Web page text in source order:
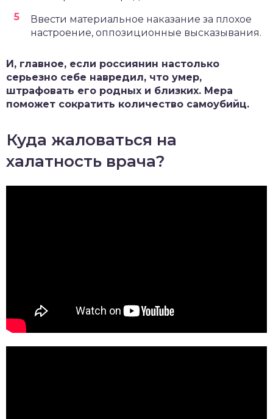
Ввести материальное наказание за плохое
настроение, оппозиционные высказывания.
И, главное, если россиянин настолько
серьезно себе навредил, что умер,
штрафовать его родных и близких. Мера
поможет сократить количество самоубийц.
Куда жаловаться на
халатность врача?